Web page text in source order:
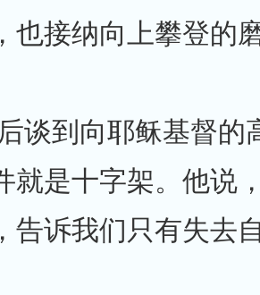
也接纳向上攀登的
谈到向耶稣基督的
就是十字架。他说
告诉我们只有失去